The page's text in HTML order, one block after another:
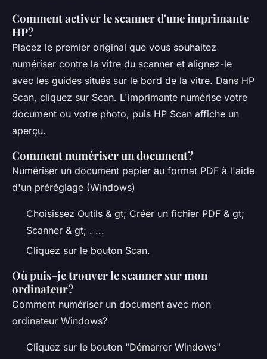
Comment activer le scanner d'une imprimante
HP?
Placez le premier original que vous souhaitez
numériser contre la vitre du scanner et alignez-le
avec les guides situés sur le bord de la vitre. Dans HP
Scan, cliquez sur Scan. L'imprimante numérise votre
document ou votre photo, puis HP Scan affiche un
aperçu.
Comment numériser un document?
Numériser un document papier au format PDF à l'aide
d'un préréglage (Windows)
Choisissez Outils & gt; Créer un fichier PDF & gt;
Scanner & gt; . ...
Cliquez sur le bouton Scan.
Où puis-je trouver le scanner sur mon
ordinateur?
Comment numériser un document avec mon
ordinateur Windows?
Cliquez sur le bouton "Démarrer Windows"